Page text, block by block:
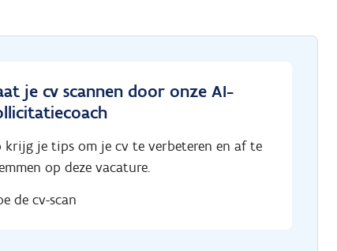
je cv scannen door onze AI-
krijg je tips om je cv te verbeteren en af te
op deze vacature.
de cv-scan